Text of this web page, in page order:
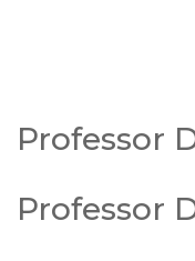
Professor
Professor